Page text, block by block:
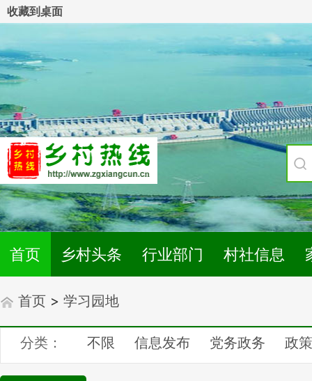
收藏到桌面
首页 乡村头条 行业部门 村社信息
首页 > 学习园地
分类： 不限 信息发布 党务政务
政